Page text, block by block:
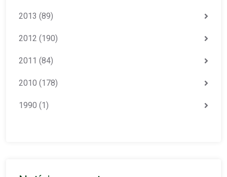
2013 (89)
2012 (190)
2011 (84)
2010 (178)
1990 (1)